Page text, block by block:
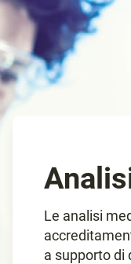
Le analisi
a supporto di